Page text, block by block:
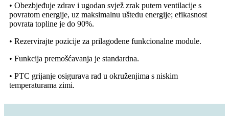
• Obezbjeđuje zdrav i ugodan svjež zrak putem ventilacije s
povratom energije, uz maksimalnu uštedu energije; efikasnost
povrata topline je do 90%.
• Rezervirajte pozicije za prilagođene funkcionalne module.
• Funkcija premošćavanja je standardna.
• PTC grijanje osigurava rad u okruženjima s niskim
temperaturama zimi.